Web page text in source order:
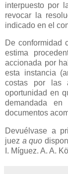
interpuesto por
revocar la
indicado en el
De conformidad
estima
accionada por
esta instancia
costas por las
oportunidad en
demandada
documentos
Devuélvase a
juez a quo
I. Míguez. A. A.